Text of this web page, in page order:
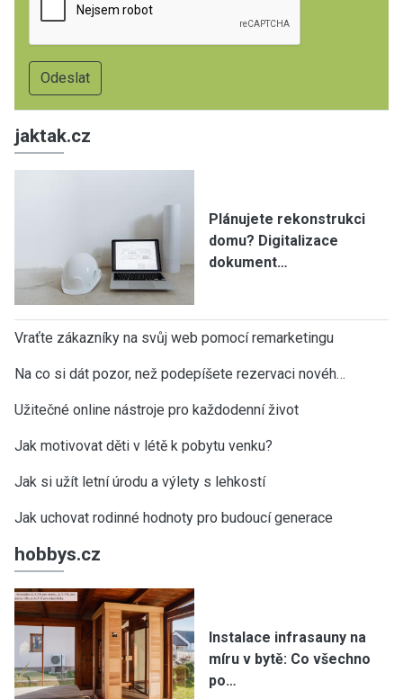
jaktak.cz
Plánujete rekonstrukci
domu? Digitalizace
dokument…
Vraťte zákazníky na svůj web pomocí remarketingu
Na co si dát pozor, než podepíšete rezervaci novéh…
Užitečné online nástroje pro každodenní život
Jak motivovat děti v létě k pobytu venku?
Jak si užít letní úrodu a výlety s lehkostí
Jak uchovat rodinné hodnoty pro budoucí generace
hobbys.cz
Instalace infrasauny na
míru v bytě: Co všechno
po…